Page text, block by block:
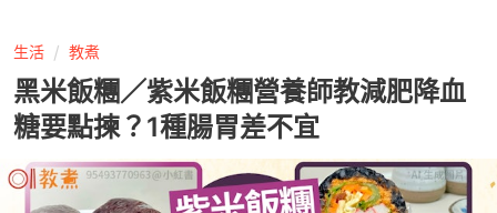
生活 教煮
黑米飯糰／紫米飯糰營養師教減肥降血
糖要點揀？1種腸胃差不宜